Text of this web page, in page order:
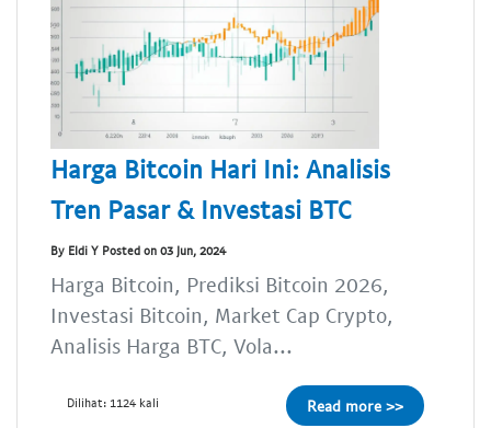
Harga Bitcoin Hari Ini: Analisis
Tren Pasar & Investasi BTC
By Eldi Y Posted on 03 Jun, 2024
Harga Bitcoin, Prediksi Bitcoin 2026,
Investasi Bitcoin, Market Cap Crypto,
Analisis Harga BTC, Vola...
Dilihat: 1124 kali Read more >>